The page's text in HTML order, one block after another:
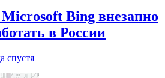
Bing внезапно
в России
спустя